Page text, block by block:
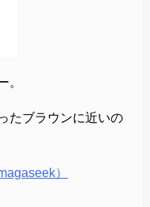
。
たブラウンに近いの
）